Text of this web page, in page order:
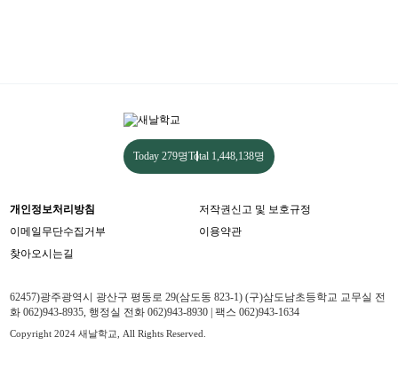
Today 279명Total 1,448,138명
개인정보처리방침
저작권신고 및 보호규정
이메일무단수집거부
이용약관
찾아오시는길
62457)광주광역시 광산구 평동로 29(삼도동 823-1) (구)삼도남초등학교 교무실 전
화 062)943-8935, 행정실 전화 062)943-8930 | 팩스 062)943-1634
Copyright 2024 새날학교, All Rights Reserved.